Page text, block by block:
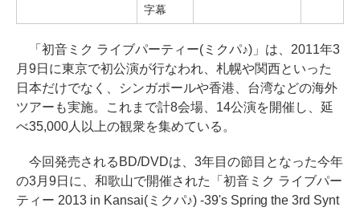
字幕
「初音ミク ライブパーティー(ミクパ♪)」は、2011年3
月9日に東京で初公演が行なわれ、札幌や関西といった
日本だけでなく、シンガポールや香港、台湾などの海外
ツアーも実施。これまで計8会場、14公演を開催し、延
べ35,000人以上の観衆を集めている。
今回発売されるBD/DVDは、3年目の節目となった今年
の3月9日に、和歌山で開催された「初音ミク ライブパー
ティー 2013 in Kansai(ミクパ♪) -39's Spring the 3rd Synt